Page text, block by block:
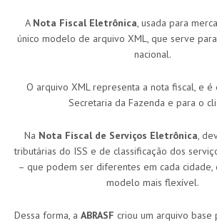
A Nota Fiscal Eletrônica, usada para
único modelo de arquivo XML, que serve
nacional.
O arquivo XML representa a nota fiscal, e é
Secretaria da Fazenda e para o
Na Nota Fiscal de Serviços Eletrônica,
tributárias do ISS e de classificação dos
– que podem ser diferentes em cada cidade,
modelo mais flexível.
Dessa forma, a ABRASF criou um arquivo base